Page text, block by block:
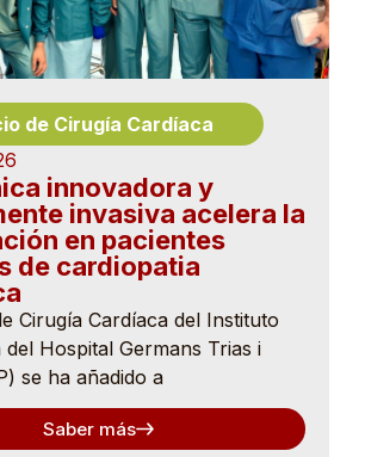
de Cirugía Cardíaca
innovadora y
invasiva acelera la
en pacientes
de cardiopatia
Cirugía Cardíaca del Instituto
Hospital Germans Trias i
se ha añadido a
Saber más